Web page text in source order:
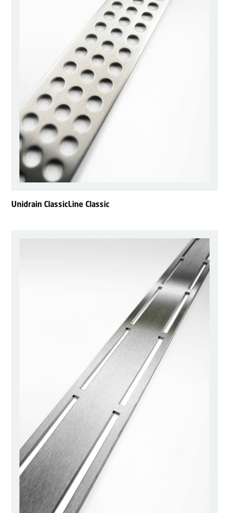
Unidrain ClassicLine Classic